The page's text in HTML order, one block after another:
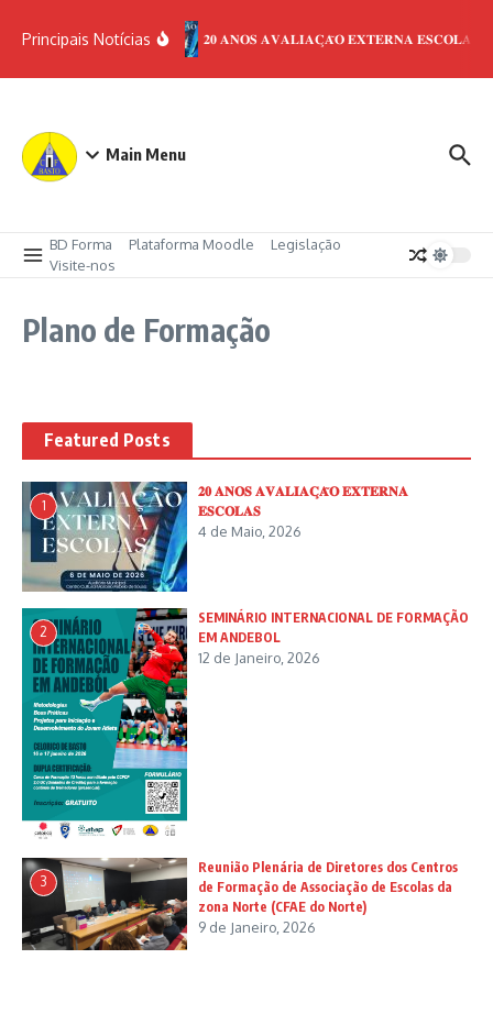
Principais Notícias
𝟐𝟎 𝐀𝐍𝐎𝐒 𝐀𝐕𝐀𝐋𝐈𝐀𝐂̧𝐀̃𝐎 𝐄𝐗𝐓𝐄𝐑𝐍𝐀 𝐄𝐒𝐂𝐎𝐋𝐀𝐒
Main Menu
BD Forma Plataforma Moodle
Legislação
Visite-nos
Plano de Formação
Featured Posts
1
𝟐𝟎 𝐀𝐍𝐎𝐒 𝐀𝐕𝐀𝐋𝐈𝐀𝐂̧𝐀̃𝐎 𝐄𝐗𝐓𝐄𝐑𝐍𝐀
𝐄𝐒𝐂𝐎𝐋𝐀𝐒
4 de Maio, 2026
2
SEMINÁRIO INTERNACIONAL DE FORMAÇÃO
EM ANDEBOL
12 de Janeiro, 2026
3
Reunião Plenária de Diretores dos Centros
de Formação de Associação de Escolas da
zona Norte (CFAE do Norte)
9 de Janeiro, 2026